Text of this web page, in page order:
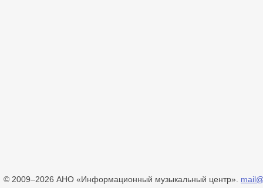
© 2009–2026 АНО «Информационный музыкальный центр».